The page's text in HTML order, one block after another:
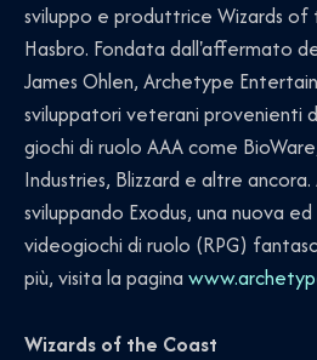
sviluppo e produttrice Wizards
Hasbro. Fondata dall'affermato
James Ohlen, Archetype
sviluppatori veterani provenienti
giochi di ruolo AAA come
Industries, Blizzard e altre
sviluppando Exodus, una nuova
videogiochi di ruolo (RPG)
più, visita la pagina
Wizards of the Coast